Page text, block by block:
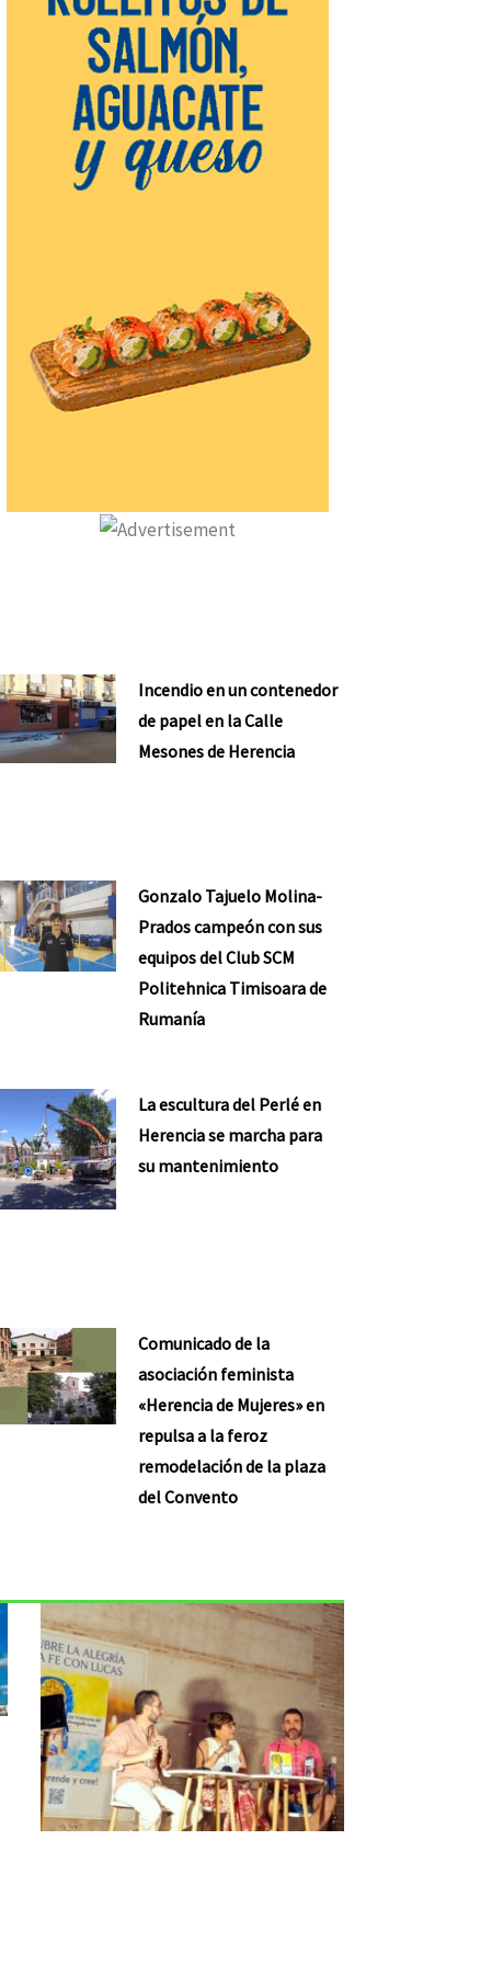
Incendio en un contenedor
de papel en la Calle
Mesones de Herencia
Gonzalo Tajuelo Molina-
Prados campeón con sus
equipos del Club SCM
Politehnica Timisoara de
Rumanía
La escultura del Perlé en
Herencia se marcha para
su mantenimiento
Comunicado de la
asociación feminista
«Herencia de Mujeres» en
repulsa a la feroz
remodelación de la plaza
del Convento